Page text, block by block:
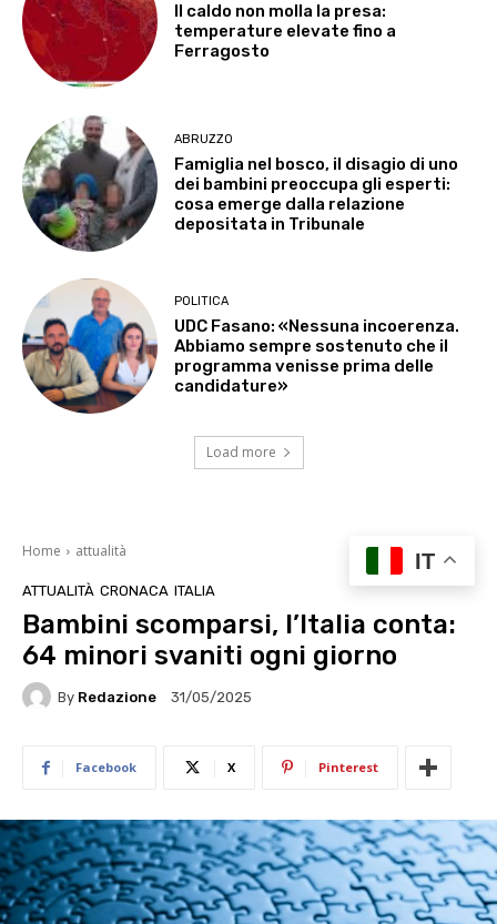
Il caldo non molla la presa:
temperature elevate fino a
Ferragosto
ABRUZZO
Famiglia nel bosco, il disagio di uno
dei bambini preoccupa gli esperti:
cosa emerge dalla relazione
depositata in Tribunale
POLITICA
UDC Fasano: «Nessuna incoerenza.
Abbiamo sempre sostenuto che il
programma venisse prima delle
candidature»
Load more